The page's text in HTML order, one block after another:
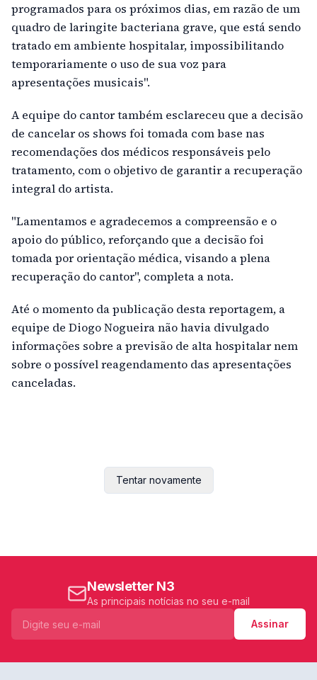
programados para os próximos dias, em razão de um
quadro de laringite bacteriana grave, que está sendo
tratado em ambiente hospitalar, impossibilitando
temporariamente o uso de sua voz para
apresentações musicais".
A equipe do cantor também esclareceu que a decisão
de cancelar os shows foi tomada com base nas
recomendações dos médicos responsáveis pelo
tratamento, com o objetivo de garantir a recuperação
integral do artista.
"Lamentamos e agradecemos a compreensão e o
apoio do público, reforçando que a decisão foi
tomada por orientação médica, visando a plena
recuperação do cantor", completa a nota.
Até o momento da publicação desta reportagem, a
equipe de Diogo Nogueira não havia divulgado
informações sobre a previsão de alta hospitalar nem
sobre o possível reagendamento das apresentações
canceladas.
Tentar novamente
Newsletter N3
As principais notícias no seu e-mail
Assinar